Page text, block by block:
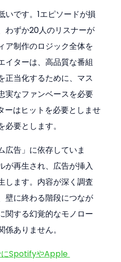
いです。1エピソードが損
わずか20人のリスナーが
ア制作のロジック全体を
イターは、高品質な番組
正当化するために、マス
実なファンベースを必要
ーはヒットを必要としませ
要とします。
広告」に依存していま
が再生され、広告が挿入
します。内容が深く調査
壁に終わる階段につなが
関する幻覚的なモノロー
ありません。
SpotifyやApple